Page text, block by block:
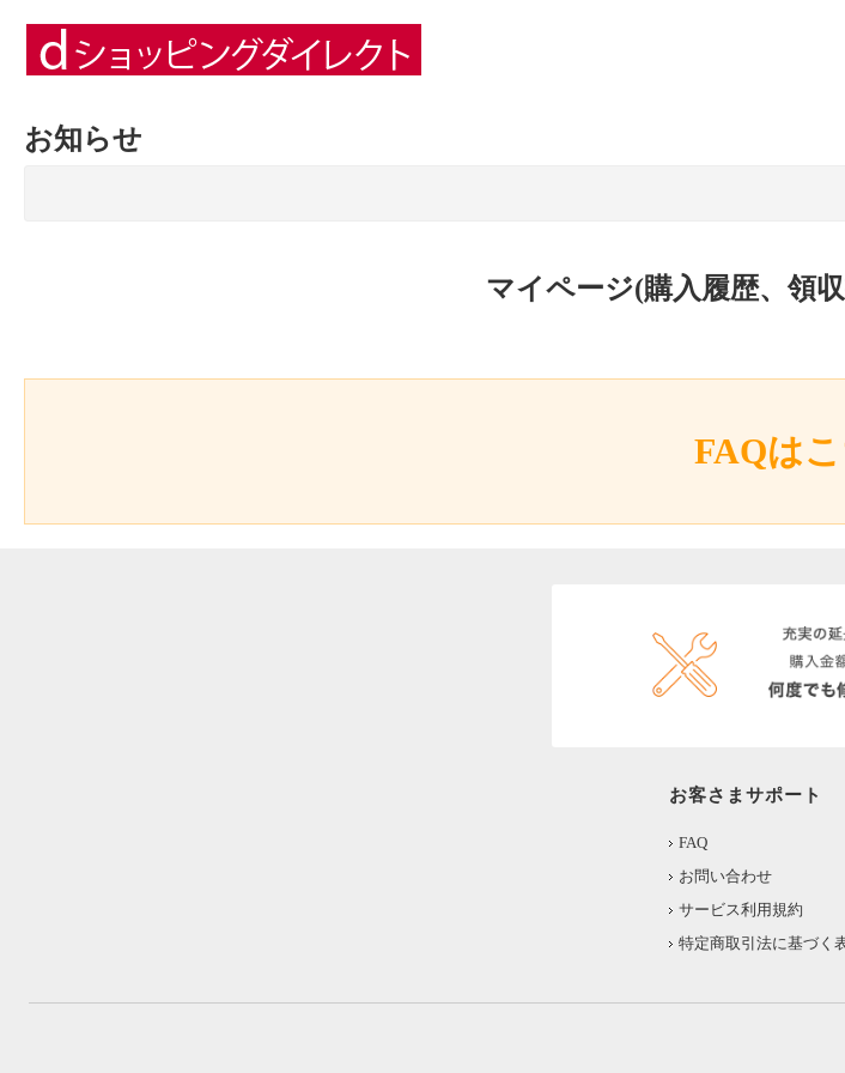
お知らせ
マイページ(購入履歴、領
FAQは
お客さまサポート
FAQ
お問い合わせ
サービス利用規約
特定商取引法に基づく